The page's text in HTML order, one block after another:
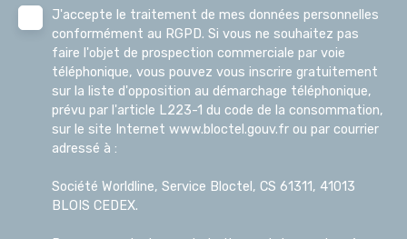
J'accepte le traitement de mes données personnelles
conformément au RGPD. Si vous ne souhaitez pas
faire l'objet de prospection commerciale par voie
téléphonique, vous pouvez vous inscrire gratuitement
sur la liste d'opposition au démarchage téléphonique,
prévu par l'article L223-1 du code de la consommation,
sur le site Internet www.bloctel.gouv.fr ou par courrier
adressé à :
Société Worldline, Service Bloctel, CS 61311, 41013
BLOIS CEDEX.